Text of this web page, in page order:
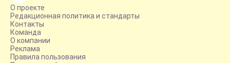
О проекте
Редакционная политика и стандарты
Контакты
Команда
О компании
Реклама
Правила пользования